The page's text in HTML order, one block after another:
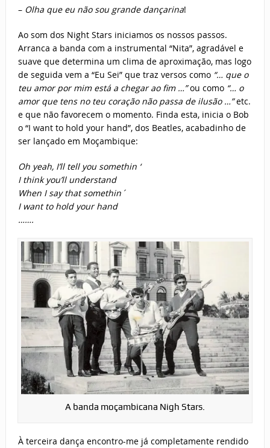
– Olha que eu não sou grande dançarina!
Ao som dos Night Stars iniciamos os nossos passos.
Arranca a banda com a instrumental “Nita”, agradável e
suave que determina um clima de aproximação, mas logo
de seguida vem a “Eu Sei” que traz versos como “… que o
teu amor por mim está a chegar ao fim …”ou como “… o
amor que tens no teu coração não passa de ilusão …”etc.
e que não favorecem o momento. Finda esta, inicia o Bob
o “I want to hold your hand”, dos Beatles, acabadinho de
ser lançado em Moçambique:
Oh yeah, I’ll tell you somethin ‘
I think you’ll understand
When I say that somethin´
I want to hold your hand
…….
A banda moçambicana Nigh Stars.
À terceira dança encontro-me já completamente rendido